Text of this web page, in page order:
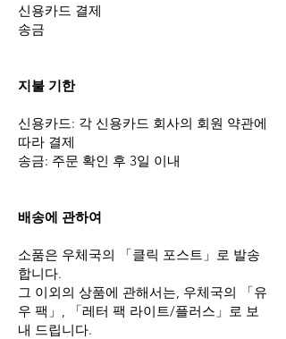
신용카드 결제
송금
지불 기한
신용카드: 각 신용카드 회사의 회원 약관에
따라 결제
송금: 주문 확인 후 3일 이내
배송에 관하여
소품은 우체국의 「클릭 포스트」로 발송
합니다.
그 이외의 상품에 관해서는, 우체국의 「유
우 팩」, 「레터 팩 라이트/플러스」로 보
내 드립니다.